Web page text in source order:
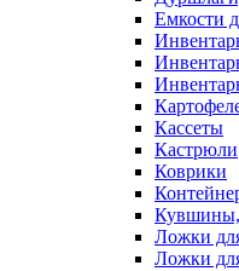
Емкости
Кассеты
Кастрюли
Коврики
Ложки
Ложки